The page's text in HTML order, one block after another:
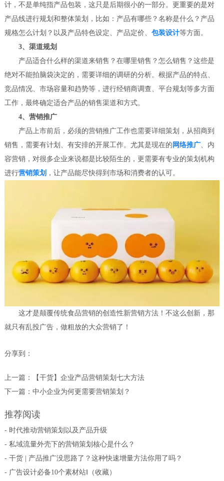
计，不是单纯指产品包装，这只是后期很小的一部分。更重要的是对
产品线进行规划和整体策划，比如：产品有哪些？名称是什么？产品
规格怎么计划？以及产品特色设定、产品定价、 包装设计等方面。
3、渠道规划
产品适合什么样的渠道来销售？在哪里销售？怎么销售？这些是
绝对不能拍脑袋决定的，需要详细的调研的分析。根据产品的特点、
竞品情况、市场容量和趋势等，进行经销商调查、平台规划等多方面
工作，最终确定适合产品的销售渠道和方式。
4、营销推广
产品上市前后，必须的营销推广工作也需要详细策划，从招商到
销售，需要有计划、有安排的开展工作。尤其是现在的 网络推广、内
容营销，对很多企业来说都是比较陌生的，更需要有专业的策划机构
进行营销策划 ，让产品能尽快得到市场和消费者的认可。
这才是颠覆传统食品营销的创造性新营销方法！不这么创新，那
就只有乱投广告，做粗放的大众营销了！
分享到：
上一篇：
【干货】企业产品营销策划七大方法
下一篇： 中小企业为何更需要营销策划？
推荐阅读
- 时代推动营销策划以及产品升级
- 私域流量外壳下的营销策划核心是什么？
- 干货 | 产品推广没思路了？这种快速增量方法你用了吗？
- 广告设计必备10个素材站Ⅰ（收藏）